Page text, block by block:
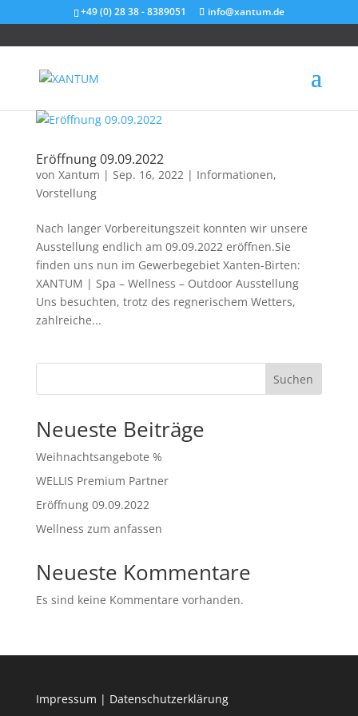
+49 (0) 28 38 - 8389051 info@xantum.de
Eröffnung 09.09.2022
von Xantum | Sep. 16, 2022| Informationen,
Vorstellung
Nach langer Vorbereitungszeit konnten wir unsere
Ausstellung endlich am 09.09.2022 eröffnen.Sie
finden uns nun im Gewerbegebiet Xanten-Birten:
XANTUM | Spa – Wellness – Outdoor Ausstellung
Uns besuchten, trotz des regnerischem Wetters,
zahlreiche...
Suchen
Neueste Beiträge
Weihnachtsangebote %
WELLIS Premium Partner
Eröffnung 09.09.2022
Wellness zum anfassen
Neueste Kommentare
Es sind keine Kommentare vorhanden.
Impressum | Datenschutzerklärung